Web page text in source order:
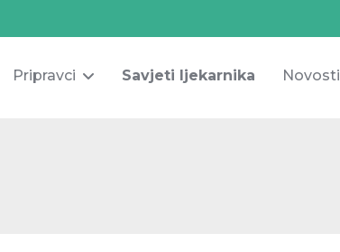
Pripravci Savjeti ljekarnika Novosti